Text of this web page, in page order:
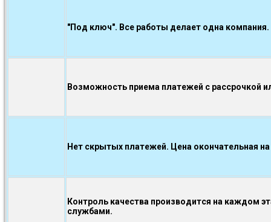
"Под ключ". Все работы делает одна компания.
Возможность приема платежей с рассрочкой
Нет скрытых платежей. Цена окончательная
Контроль качества производится на каждом
службами.